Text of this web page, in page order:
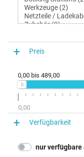
Preis
0,00 bis 489,00
0,00
Verfügbarkeit
nur verfügbare